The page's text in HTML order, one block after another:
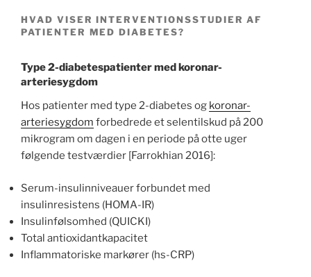
HVAD VISER INTERVENTIONSSTUDIER AF
PATIENTER MED DIABETES?
Type 2-diabetespatienter med koronar-
arteriesygdom
Hos patienter med type 2-diabetes og koronar-
arteriesygdom forbedrede et selentilskud på 200
mikrogram om dagen i en periode på otte uger
følgende testværdier [Farrokhian 2016]:
Serum-insulinniveauer forbundet med
insulinresistens (HOMA-IR)
Insulinfølsomhed (QUICKI)
Total antioxidantkapacitet
Inflammatoriske markører (hs-CRP)